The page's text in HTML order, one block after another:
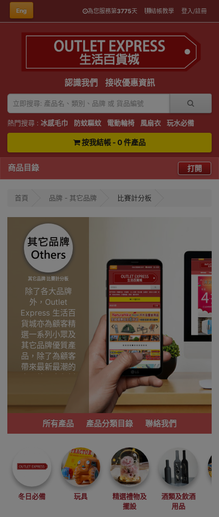
Eng 為您服務第3775天 結帳教學 登入/註冊
認識我們 接收優惠資訊
熱門搜尋 : 冰感毛巾 防蚊驅蚊 電動輪椅 風扇衣 玩水必備
按我結帳 - 0 件產品
商品目錄 打開
首頁 品牌 - 其它品牌 比賽計分板
其它品牌 比賽計分板
除了各大品牌
外，Outlet
Express 生活百
貨城亦為顧客精
選一系列小眾及
其它品牌優質產
品，除了為顧客
帶來最新最潮的
產品外，亦包括
功能齊備的產
品。
我們每月會固定
尋找最更新、最
潮、有特色而且
優惠的優質產
品，從用家的角
度為你帶來你的
最好選擇。
所有產品 產品分類目錄 聯絡我們
冬日必備 玩具
精選禮物及
擺設
酒類及飲酒
用品